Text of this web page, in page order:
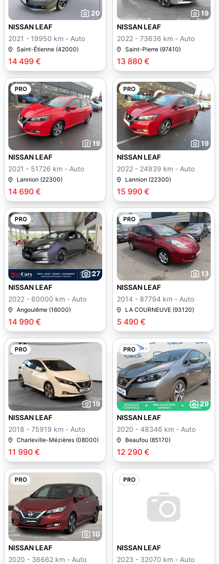
20
14 499 €
NISSAN LEAF
2021 - 19950 km - Auto
Saint-Étienne (42000)
19
13 880 €
NISSAN LEAF
2022 - 73636 km - Auto
Saint-Pierre (97410)
PRO
19
14 690 €
NISSAN LEAF
2021 - 51726 km - Auto
Lannion (22300)
PRO
19
15 990 €
NISSAN LEAF
2022 - 24939 km - Auto
Lannion (22300)
PRO
27
14 990 €
NISSAN LEAF
2022 - 60000 km - Auto
Angoulême (16000)
PRO
13
5 490 €
NISSAN LEAF
2014 - 87794 km - Auto
LA COURNEUVE (93120)
PRO
19
11 990 €
NISSAN LEAF
2018 - 75919 km - Auto
Charleville-Mézières (08000)
PRO
29
12 290 €
NISSAN LEAF
2020 - 48346 km - Auto
Beaufou (85170)
PRO
10
NISSAN LEAF
2020 - 36662 km - Auto
PRO
NISSAN LEAF
2023 - 32070 km - Auto